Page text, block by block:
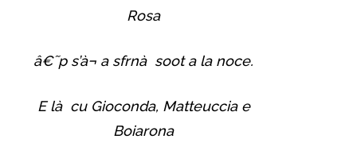
Rosa
â€˜p s’à¬ a sfrnà soot a la noce.
E là cu Gioconda, Matteuccia e
Boiarona